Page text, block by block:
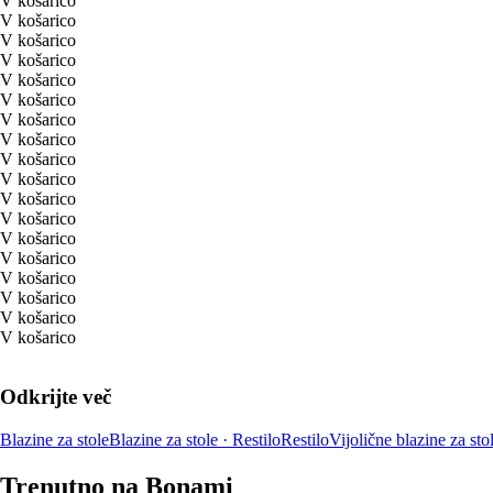
V košarico
V košarico
V košarico
V košarico
V košarico
V košarico
V košarico
V košarico
V košarico
V košarico
V košarico
V košarico
V košarico
V košarico
V košarico
V košarico
V košarico
Odkrijte več
Blazine za stoleBlazine za stole · RestiloRestiloVijolične blazine za
Trenutno na Bonami